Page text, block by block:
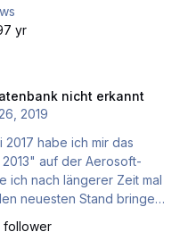
habe. Wird dies
Programm extra laden
des Programmes ,
keine Updates oder
7 yr
nicht erkannt
2019
auf der Aerosoft-
ich nach längerer Zeit mal
neuesten Stand bringen,
Seriennummer
follower